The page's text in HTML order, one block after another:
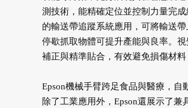
測技術，能精確定位並控制力量完
的輸送帶追蹤系統應用，可將輸送
停歇抓取物體可提升產能與良率。
補正與精準貼合，有效避免損傷材
Epson機械手臂跨足食品與醫療，自
除了工業應用外，Epson還展示了